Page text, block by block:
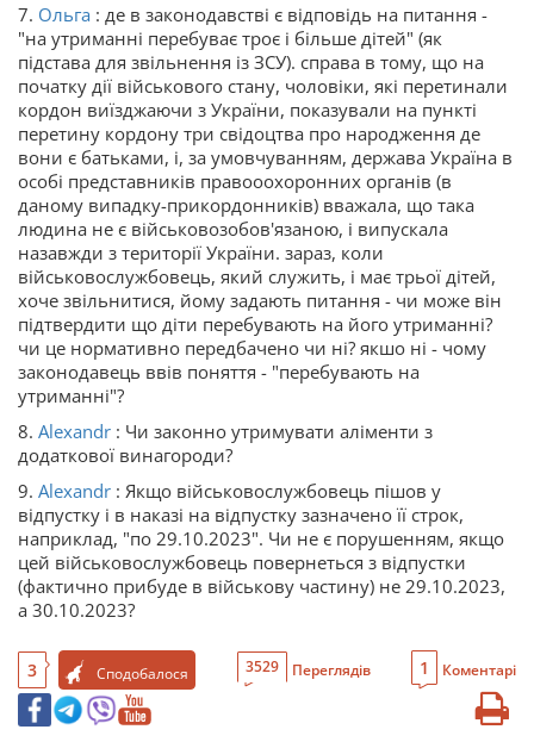
7. Ольга : де в законодавстві є відповідь на питання -
"на утриманні перебуває троє і більше дітей" (як
підстава для звільнення із ЗСУ). справа в тому, що на
початку дії військового стану, чоловіки, які перетинали
кордон виїзджаючи з України, показували на пункті
перетину кордону три свідоцтва про народження де
вони є батьками, і, за умовчуванням, держава Україна в
особі представників правооохоронних органів (в
даному випадку-прикордонників) вважала, що така
людина не є військовозобов'язаною, і випускала
назавжди з території України. зараз, коли
військовослужбовець, який служить, і має трьої дітей,
хоче звільнитися, йому задають питання - чи може він
підтвердити що діти перебувають на його утриманні?
чи це нормативно передбачено чи ні? якшо ні - чому
законодавець ввів поняття - "перебувають на
утриманні"?
8. Alexandr : Чи законно утримувати аліменти з
додаткової винагороди?
9. Alexandr : Якщо військовослужбовець пішов у
відпустку і в наказі на відпустку зазначено її строк,
наприклад, "по 29.10.2023". Чи не є порушенням, якщо
цей військовослужбовець повернеться з відпустки
(фактично прибуде в військову частину) не 29.10.2023,
а 30.10.2023?
3 Сподобалося 3529 Переглядів 1 Коментарі